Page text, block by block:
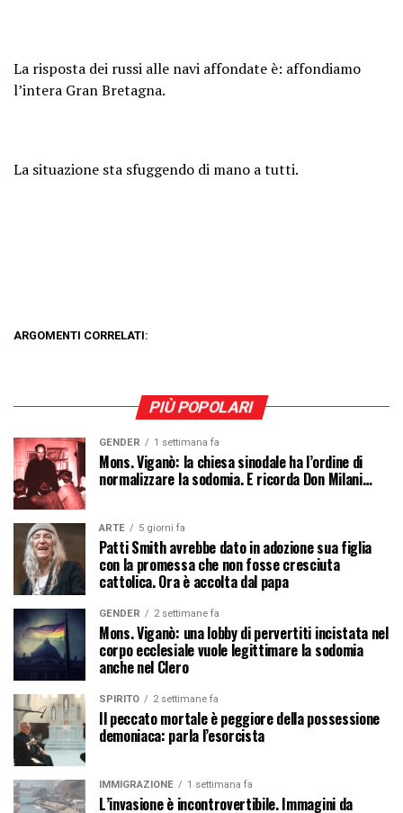
La risposta dei russi alle navi affondate è: affondiamo
l’intera Gran Bretagna.
La situazione sta sfuggendo di mano a tutti.
ARGOMENTI CORRELATI:
PIÙ POPOLARI
GENDER 1 settimana fa
Mons. Viganò: la chiesa sinodale ha l’ordine di
normalizzare la sodomia. E ricorda Don Milani…
ARTE 5 giorni fa
Patti Smith avrebbe dato in adozione sua figlia
con la promessa che non fosse cresciuta
cattolica. Ora è accolta dal papa
GENDER 2 settimane fa
Mons. Viganò: una lobby di pervertiti incistata nel
corpo ecclesiale vuole legittimare la sodomia
anche nel Clero
SPIRITO 2 settimane fa
Il peccato mortale è peggiore della possessione
demoniaca: parla l’esorcista
IMMIGRAZIONE 1 settimana fa
L’invasione è incontrovertibile. Immagini da